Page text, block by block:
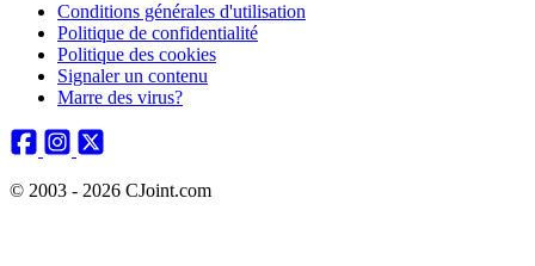
Conditions générales d'utilisation
Politique de confidentialité
Politique des cookies
Signaler un contenu
Marre des virus?
© 2003 - 2026 CJoint.com